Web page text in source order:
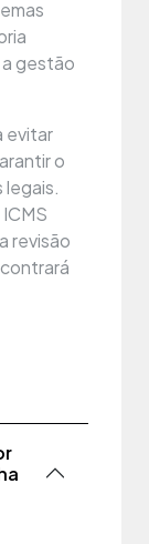
gestão
evitar
o
revisão